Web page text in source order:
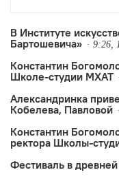
Марина
В Институте
Бартошевича»
9:26,
Константин
Школе-студии МХАТ
Александринка
Кобелева, Павловой
Константин
ректора Школы-
Фестиваль в